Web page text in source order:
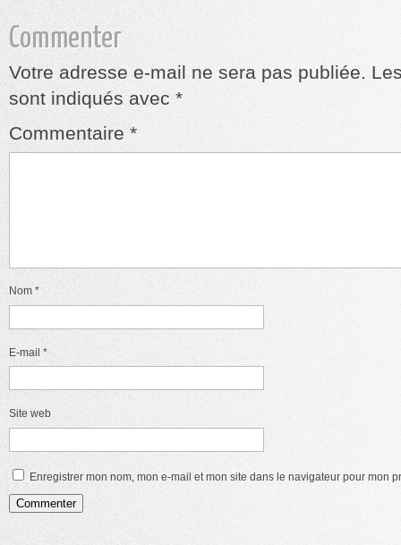
Commenter
Votre adresse e-mail ne sera pas publiée.
sont indiqués avec *
Commentaire *
Nom *
E-mail *
Site web
Enregistrer mon nom, mon e-mail et mon site dans le navigateur pour mon